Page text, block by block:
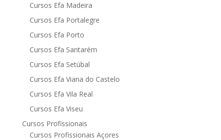
Cursos Efa Madeira
Cursos Efa Portalegre
Cursos Efa Porto
Cursos Efa Santarém
Cursos Efa Setúbal
Cursos Efa Viana do Castelo
Cursos Efa Vila Real
Cursos Efa Viseu
Cursos Profissionais
Cursos Profissionais Açores